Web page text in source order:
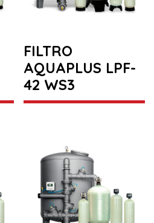
FILTRO
AQUAPLUS LPF-
42 WS3